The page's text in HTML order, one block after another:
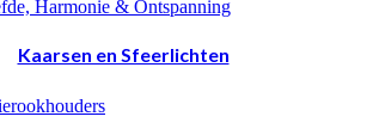
Kaarsen en Sfeerlichten